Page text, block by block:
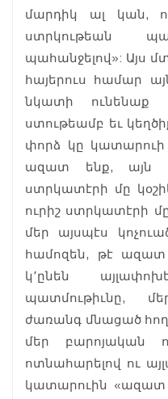
մարդիկ ալ կան,
ստրկութեան
պահանջելով»: Այս
հայերուս համար
նկատի ունենաք
ստութեամբ եւ
փորձ կը կատարուի
ազատ ենք, այն
ստրկատէրի մը
ուրիշ ստրկատէրի
մեր այսպէս
համոզեն, թէ ազատ
կ՚ընեն
պատմութիւնը,
ժառանգ մնացած
մեր բարոյական
ոտնահարելով ու
կատարուին «ազատ